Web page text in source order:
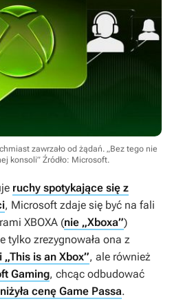
zawrzało od żądań. „Bez tego nie
konsoli” Źródło: Microsoft.
ruchy spotykające się z
, Microsoft zdaje się być na fali
XBOXA (nie „Xboxa”)
tylko zrezygnowała ona z
is an Xbox”, ale również
Gaming, chcąc odbudować
cenę Game Passa.